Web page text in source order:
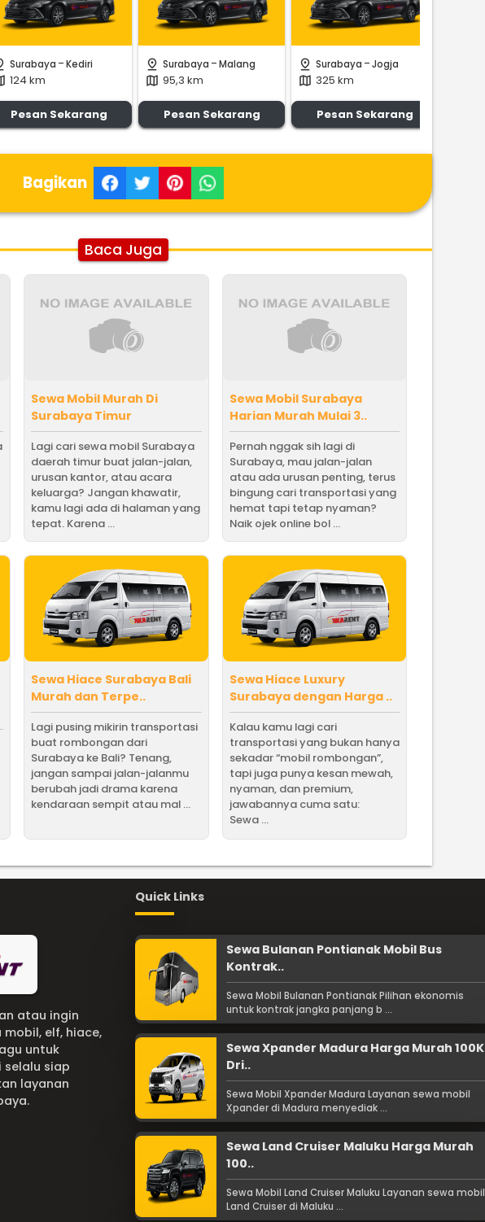
Surabaya -Kediri
124 km
Pesan Sekarang
pin_drop Surabaya -Malang
map 95,3 km
Pesan Sekarang
pin_drop Surabaya -Jogja
map 325 km
Pesan Sekarang
Bagikan
Baca Juga
Sewa Mobil Murah Di
Surabaya Timur
Lagi cari sewa mobil Surabaya
daerah timur buat jalan-jalan,
urusan kantor, atau acara
keluarga? Jangan khawatir,
kamu lagi ada di halaman yang
tepat. Karena ...
Sewa Mobil Surabaya
Harian Murah Mulai 3..
Pernah nggak sih lagi di
Surabaya, mau jalan-jalan
atau ada urusan penting, terus
bingung cari transportasi yang
hemat tapi tetap nyaman?
Naik ojek online bol ...
Sewa Hiace Surabaya Bali
Murah dan Terpe..
Lagi pusing mikirin transportasi
buat rombongan dari
Surabaya ke Bali? Tenang,
jangan sampai jalan-jalanmu
berubah jadi drama karena
kendaraan sempit atau mal ...
Sewa Hiace Luxury
Surabaya dengan Harga ..
Kalau kamu lagi cari
transportasi yang bukan hanya
sekadar “mobil rombongan”,
tapi juga punya kesan mewah,
nyaman, dan premium,
jawabannya cuma satu:
Sewa ...
atau ingin
elf, hiace,
untuk
selalu siap
layanan
Quick Links
Sewa Bulanan Pontianak Mobil Bus
Kontrak..
Sewa Mobil Bulanan Pontianak Pilihan ekonomis
untuk kontrak jangka panjang b ...
Sewa Xpander Madura Harga Murah 100K
Dri..
Sewa Mobil Xpander Madura Layanan sewa mobil
Xpander di Madura menyediak ...
Sewa Land Cruiser Maluku Harga Murah
100..
Sewa Mobil Land Cruiser Maluku Layanan sewa mobil
Land Cruiser di Maluku ...